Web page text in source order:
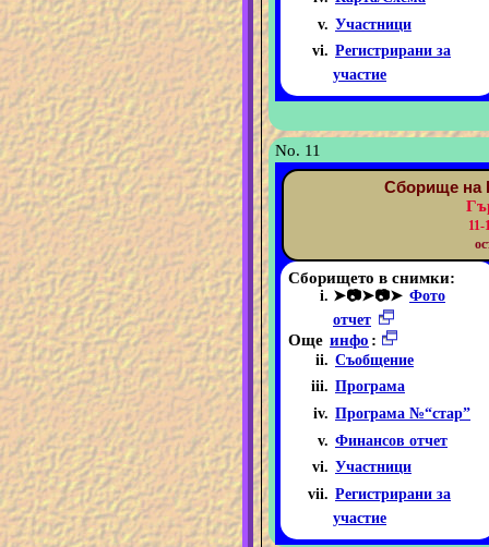
Участници
Регистрирани за
участие
No. 11
Сборище на
Сборището в снимки:
➤📷➤📷➤ Фото
отчет
Още инфо :
Съобщение
Програма
Програма №“стар”
Финансов отчет
Участници
Регистрирани за
участие